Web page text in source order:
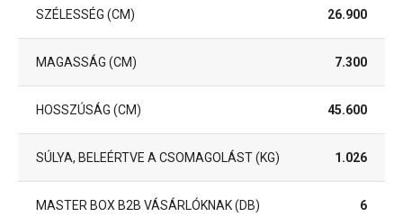
SZÉLESSÉG (CM) 26.900
MAGASSÁG (CM) 7.300
HOSSZÚSÁG (CM) 45.600
SÚLYA, BELEÉRTVE A CSOMAGOLÁST (KG) 1.026
MASTER BOX B2B VÁSÁRLÓKNAK (DB) 6